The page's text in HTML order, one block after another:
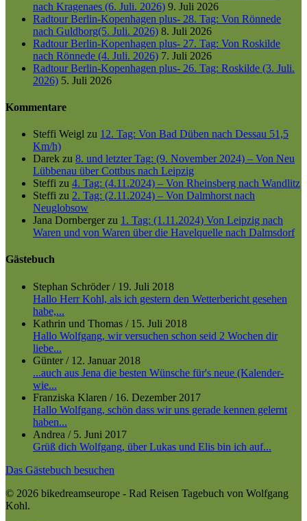
nach Kragenaes (6. Juli. 2026) 9. Juli 2026
Radtour Berlin-Kopenhagen plus- 28. Tag: Von Rönnede
nach Guldborg(5. Juli. 2026) 8. Juli 2026
Radtour Berlin-Kopenhagen plus- 27. Tag: Von Roskilde
nach Rönnede (4. Juli. 2026) 7. Juli 2026
Radtour Berlin-Kopenhagen plus- 26. Tag: Roskilde (3. Juli.
2026) 5. Juli 2026
Kommentare
Steffi Weigl zu 12. Tag: Von Bad Düben nach Dessau 51,5
Km/h)
Darek zu 8. und letzter Tag: (9. November 2024) – Von Neu
Lübbenau über Cottbus nach Leipzig
Steffi zu 4. Tag: (4.11.2024) – Von Rheinsberg nach Wandlitz
Steffi zu 2. Tag: (2.11.2024) – Von Dalmhorst nach
Neuglobsow
Jana Dornbergerzu 1. Tag: (1.11.2024) Von Leipzig nach
Waren und von Waren über die Havelquelle nach Dalmsdorf
Gästebuch
Stephan Schröder/ 19. Juli 2018
Hallo Herr Kohl, als ich gestern den Wetterbericht gesehen
habe,...
Kathrin und Thomas / 15. Juli 2018
Hallo Wolfgang, wir versuchen schon seid 2 Wochen dir
liebe...
Günter/ 12. Januar 2018
...auch aus Jena die besten Wünsche für's neue (Kalender-
wie...
Franziska Klaren / 16. Dezember 2017
Hallo Wolfgang, schön dass wir uns gerade kennen gelernt
haben...
Andrea / 5. Juni 2017
Grüß dich Wolfgang, über Lukas und Elis bin ich auf...
Das Gästebuch besuchen
© 2026 bikedreamseurope - Rad Reisen Tagebuch von Wolfgang
Kohl.